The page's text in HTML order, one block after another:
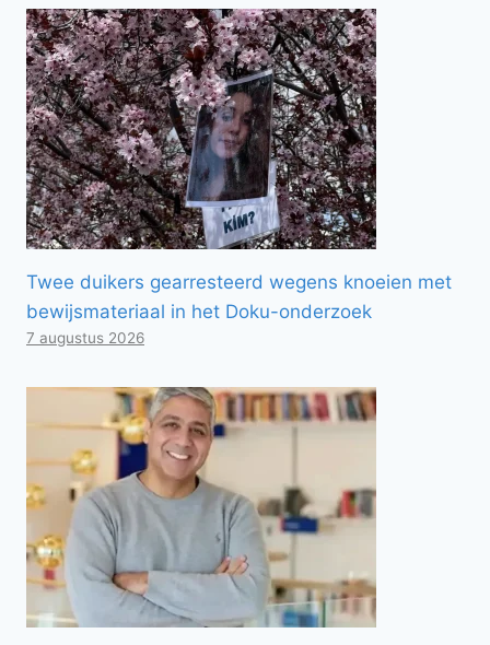
Twee duikers gearresteerd wegens knoeien met
bewijsmateriaal in het Doku-onderzoek
7 augustus 2026